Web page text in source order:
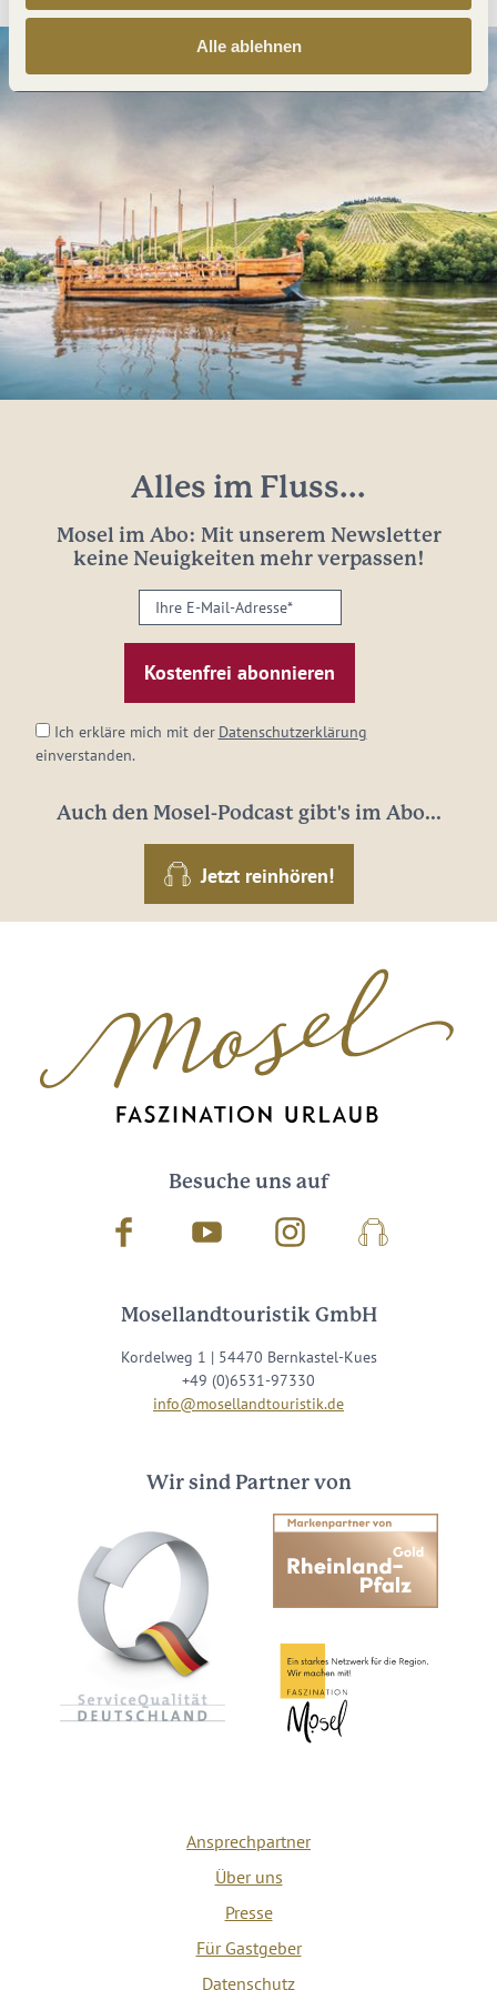
Alle ablehnen
Alles im Fluss...
Mosel im Abo: Mit unserem Newsletter
keine Neuigkeiten mehr verpassen!
Ihre
E-
Mail-
Adresse:
Ich erkläre mich mit der Datenschutzerklärung
einverstanden.
Auch den Mosel-Podcast gibt's im Abo...
Jetzt reinhören!
Besuche uns auf
Facebook Youtube InstagramPodcast
Mosellandtouristik GmbH
Kordelweg 1 | 54470 Bernkastel-Kues
+49 (0)6531-97330
info@mosellandtouristik.de
Wir sind Partner von
Ansprechpartner
Über uns
Presse
Für Gastgeber
Datenschutz